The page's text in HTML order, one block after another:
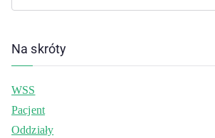
Na skróty
WSS
Pacjent
Oddziały